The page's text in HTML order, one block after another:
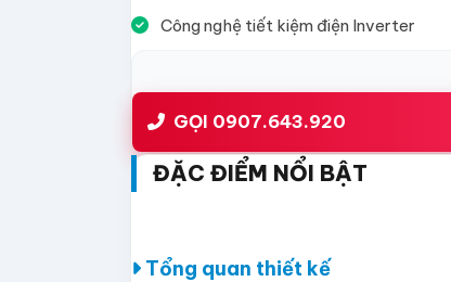
Công nghệ tiết kiệm điện Inverter
GỌI 0907.643.920
ĐẶC ĐIỂM NỔI BẬT
Tổng quan thiết kế